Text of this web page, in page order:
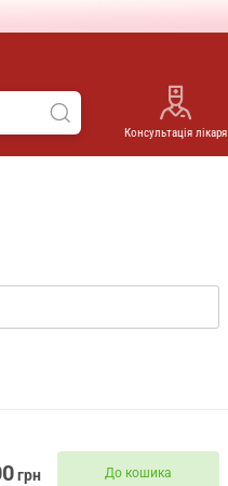
Консультація лікаря
грн До кошика